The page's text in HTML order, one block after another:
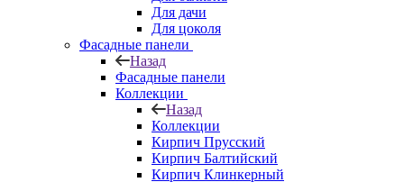
Для дачи
Для цоколя
Фасадные панели
Назад
Фасадные панели
Коллекции
Назад
Коллекции
Кирпич Прусский
Кирпич Балтийский
Кирпич Клинкерный